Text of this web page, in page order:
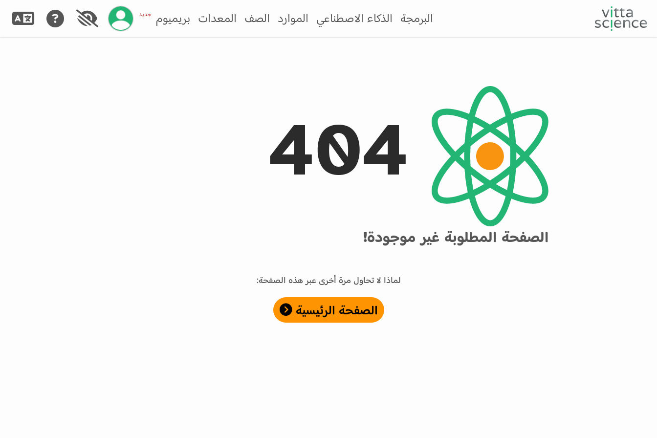
البرمجة الذكاء الاصطناعي الموارد الصف المعدات بريميوم جديد إدارة حسابك
404
الصفحة المطلوبة غير موجودة!
لماذا لا تحاول مرة أخرى عبر هذه الصفحة:
الصفحة الرئيسية